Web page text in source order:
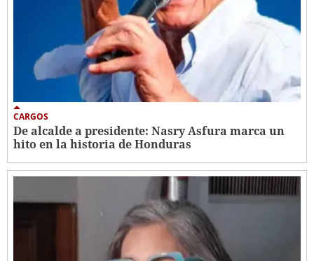
CARGOS
De alcalde a presidente: Nasry Asfura marca un
hito en la historia de Honduras